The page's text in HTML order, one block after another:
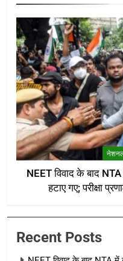
NEET विवाद के बाद
हटाए गए; परीक्षा
Recent Posts